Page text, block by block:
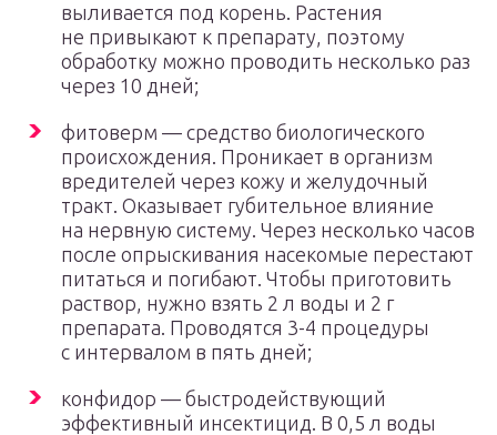
выливается под корень. Растения
не привыкают к препарату, поэтому
обработку можно проводить несколько раз
через 10 дней;
фитоверм — средство биологического
происхождения. Проникает в организм
вредителей через кожу и желудочный
тракт. Оказывает губительное влияние
на нервную систему. Через несколько часов
после опрыскивания насекомые перестают
питаться и погибают. Чтобы приготовить
раствор, нужно взять 2 л воды и 2 г
препарата. Проводятся 3-4 процедуры
с интервалом в пять дней;
конфидор — быстродействующий
эффективный инсектицид. В 0,5 л воды